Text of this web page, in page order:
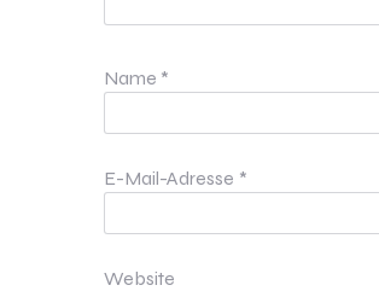
Name *
E-Mail-Adresse *
Website